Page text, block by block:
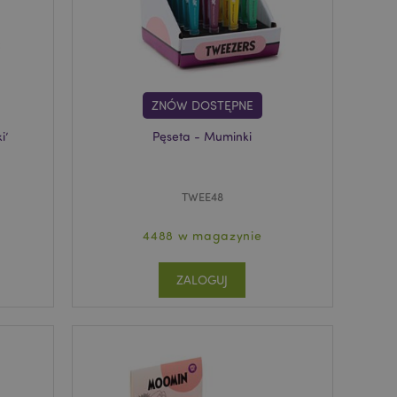
ZNÓW DOSTĘPNE
Pęseta - Muminki
TWEE48
4488 w magazynie
ZALOGUJ
się
w celu
treści w
do
produktów
w celu
treści w